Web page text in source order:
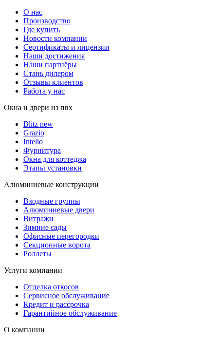
О нас
Производство
Где купить
Новости компании
Сертификаты и лицензии
Наши достижения
Наши партнёры
Стань дилером
Отзывы клиентов
Работа у нас
Окна и двери из пвх
Blitz new
Grazio
Intelio
Фурнитура
Окна для коттеджа
Этапы установки
Алюминиевые конструкции
Входные группы
Алюминиевые двери
Витражи
Зимние сады
Офисные перегородки
Секционные ворота
Роллеты
Услуги компании
Отделка откосов
Сервисное обслуживание
Кредит и рассрочка
Гарантийное обслуживание
О компании